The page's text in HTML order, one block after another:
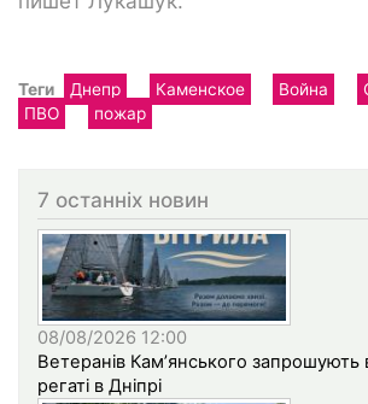
Теги Днепр Каменское Война
ПВО
пожар
7 останніх новин
08/08/2026 12:00
Ветеранів Кам’янського запрошують
регаті в Дніпрі